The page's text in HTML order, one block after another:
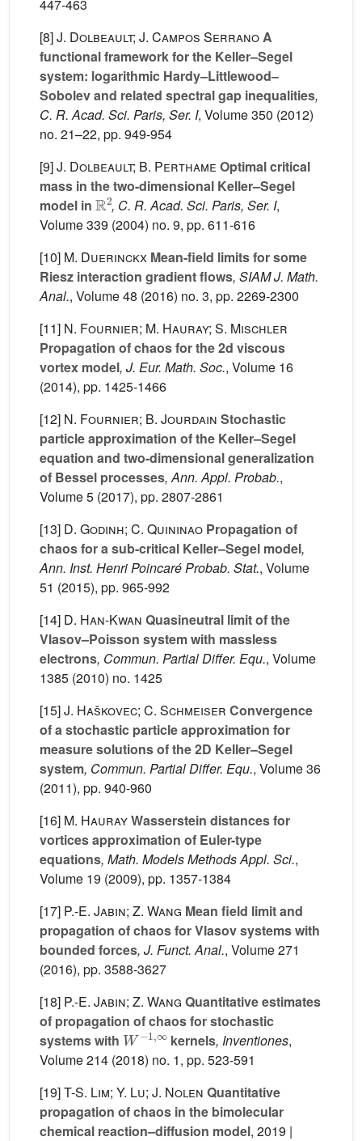
447-463
[8]J. Dolbeault; J. Campos SerranoA
functional framework for the Keller–Segel
system: logarithmic Hardy–Littlewood–
Sobolev and related spectral gap inequalities,
C. R. Acad. Sci. Paris, Ser. I, Volume 350 (2012)
no. 21–22, pp. 949-954
[9]J. Dolbeault; B. Perthame Optimal critical
mass in the two-dimensional Keller–Segel
model in
R2
, C. R. Acad. Sci. Paris, Ser. I,
Volume 339 (2004) no. 9, pp. 611-616
[10] M. Duerinckx Mean-field limits for some
Riesz interaction gradient flows, SIAM J. Math.
Anal., Volume 48 (2016) no. 3, pp. 2269-2300
[11] N. Fournier; M. Hauray; S. Mischler
Propagation of chaos for the 2d viscous
vortex model, J. Eur. Math. Soc., Volume 16
(2014), pp. 1425-1466
[12] N. Fournier; B. Jourdain Stochastic
particle approximation of the Keller–Segel
equation and two-dimensional generalization
of Bessel processes, Ann. Appl. Probab.,
Volume 5 (2017), pp. 2807-2861
[13] D. Godinh; C. Quininao Propagation of
chaos for a sub-critical Keller–Segel model,
Ann. Inst. Henri Poincaré Probab. Stat., Volume
51 (2015), pp. 965-992
[14] D. Han-Kwan Quasineutral limit of the
Vlasov–Poisson system with massless
electrons, Commun. Partial Differ. Equ., Volume
1385 (2010) no. 1425
[15]J. Haškovec; C. Schmeiser Convergence
of a stochastic particle approximation for
measure solutions of the 2D Keller–Segel
system, Commun. Partial Differ. Equ., Volume 36
(2011), pp. 940-960
[16] M. HaurayWasserstein distances for
vortices approximation of Euler-type
equations, Math. Models Methods Appl. Sci.,
Volume 19 (2009), pp. 1357-1384
[17] P.-E. Jabin; Z. Wang Mean field limit and
propagation of chaos for Vlasov systems with
bounded forces, J. Funct. Anal., Volume 271
(2016), pp. 3588-3627
[18] P.-E. Jabin; Z. Wang Quantitative estimates
of propagation of chaos for stochastic
systems with
W−1,∞
kernels, Inventiones,
Volume 214 (2018) no. 1, pp. 523-591
[19]T-S. Lim; Y. Lu; J. Nolen Quantitative
propagation of chaos in the bimolecular
chemical reaction–diffusion model, 2019 |